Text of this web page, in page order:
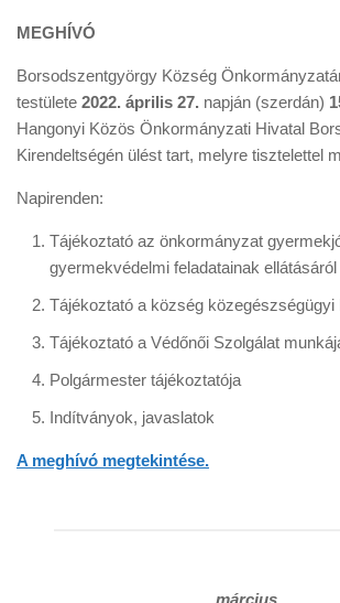
MEGHÍVÓ
Borsodszentgyörgy Község
testülete 2022. április 27. napján (szerdán)
Hangonyi Közös Önkormányzati Hivatal
Kirendeltségén ülést tart, melyre tisztelettel
Napirenden:
Tájékoztató az önkormányzat
gyermekvédelmi feladatainak ellátásáról
Tájékoztató a község közegészségügyi
Tájékoztató a Védőnői Szolgálat
Polgármester tájékoztatója
Indítványok, javaslatok
A meghívó megtekintése.
március